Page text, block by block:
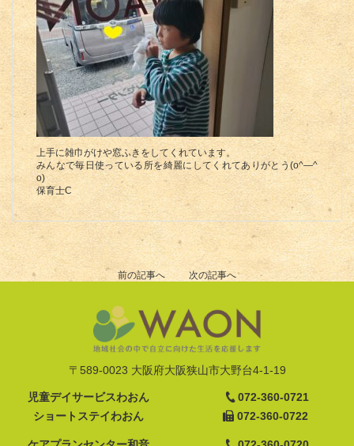
上手に雑巾がけや窓ふきをしてくれています。
みんなで毎日使っている所を綺麗にしてくれてありがとう(o^―^
o)
保育士C
前の記事へ 次の記事へ
〒589-0023 大阪府大阪狭山市大野台4-1-19
児童デイサービスわおん
ショートステイわおん
072-360-0721
072-360-0722